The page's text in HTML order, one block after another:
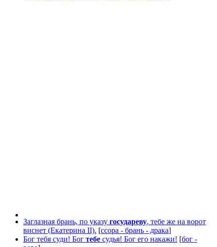
Заглазная брань, по указу государеву, тебе же на ворот
виснет (Екатерина II). [ссора - брань - драка]
Бог тебя суди! Бог тебе судья! Бог его накажи! [бог -